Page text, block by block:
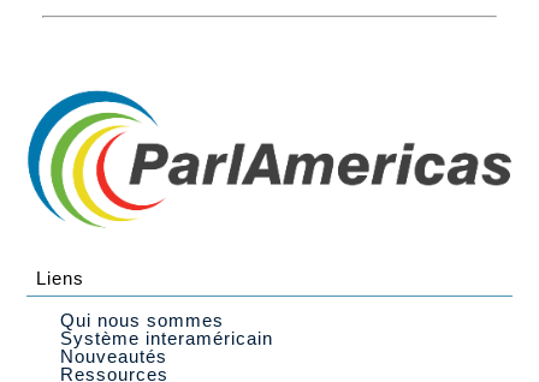
Liens
Qui nous sommes
Système interaméricain
Nouveautés
Ressources